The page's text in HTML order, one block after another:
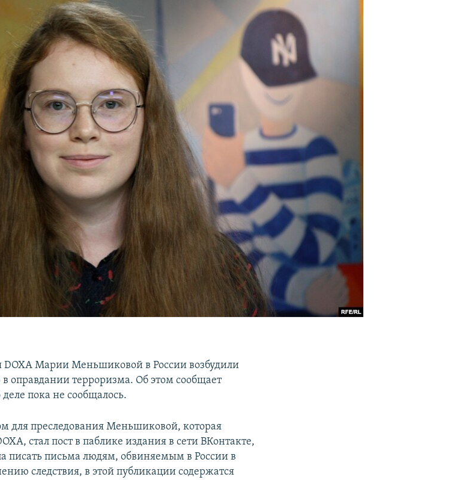
Марии Меньшиковой в России возбудили
оправдании терроризма. Об этом сообщает
пока не сообщалось.
для преследования Меньшиковой, которая
стал пост в паблике издания в сети ВКонтакте,
писать письма людям, обвиняемым в России в
следствия, в этой публикации содержатся